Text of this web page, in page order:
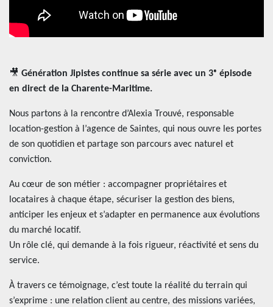
Service Qualité Clients
🎥 Génération Jipistes continue sa série avec un 3ᵉ épisode
en direct de la Charente-Maritime.
Nous partons à la rencontre d’Alexia Trouvé, responsable
location-gestion à l’agence de Saintes, qui nous ouvre les portes
de son quotidien et partage son parcours avec naturel et
conviction.
Au cœur de son métier : accompagner propriétaires et
locataires à chaque étape, sécuriser la gestion des biens,
anticiper les enjeux et s’adapter en permanence aux évolutions
du marché locatif.
Un rôle clé, qui demande à la fois rigueur, réactivité et sens du
service.
À travers ce témoignage, c’est toute la réalité du terrain qui
s’exprime : une relation client au centre, des missions variées,